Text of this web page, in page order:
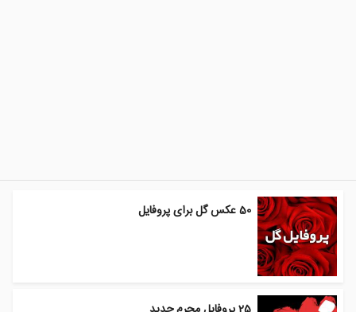
50 عکس گل برای پروفایل